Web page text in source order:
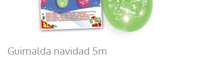
Guirnalda navidad 5m